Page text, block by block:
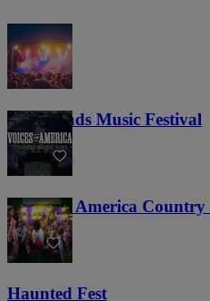
Lost Lands Music Festival
121
Voices of America Country
37
Haunted Fest